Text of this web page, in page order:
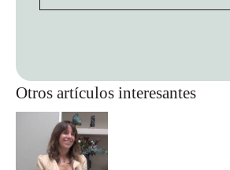
Otros artículos interesantes